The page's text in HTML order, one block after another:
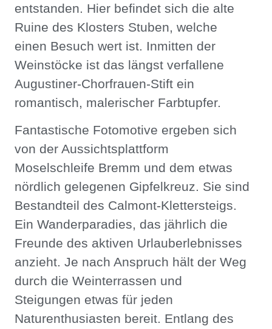
entstanden. Hier befindet sich die alte
Ruine des Klosters Stuben, welche
einen Besuch wert ist. Inmitten der
Weinstöcke ist das längst verfallene
Augustiner-Chorfrauen-Stift ein
romantisch, malerischer Farbtupfer.
Fantastische Fotomotive ergeben sich
von der Aussichtsplattform
Moselschleife Bremm und dem etwas
nördlich gelegenen Gipfelkreuz. Sie sind
Bestandteil des Calmont-Klettersteigs.
Ein Wanderparadies, das jährlich die
Freunde des aktiven Urlauberlebnisses
anzieht. Je nach Anspruch hält der Weg
durch die Weinterrassen und
Steigungen etwas für jeden
Naturenthusiasten bereit. Entlang des